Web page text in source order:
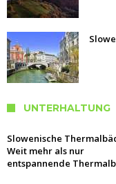
UNTERHALTUNG
Slowenische
Weit mehr als nur
entspannende